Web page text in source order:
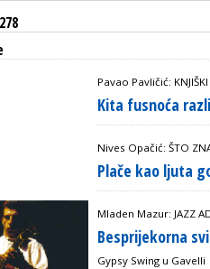
Pavao Pavličić: KNJIŠKI
Kita fusnoća
Nives Opačić: ŠTO
Plače kao ljuta
Mladen Mazur: JAZZ
Besprijekorna
Gypsy Swing u Gavelli